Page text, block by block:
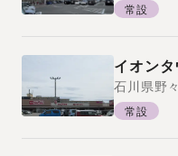
常設
イオン
石川県野
常設